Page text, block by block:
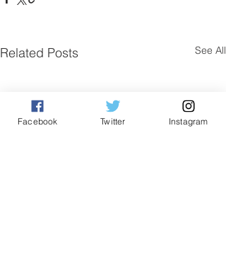
Related Posts See All
Facebook Twitter Instagram